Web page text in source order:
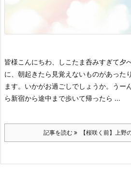
皆様こんにちわ、しこたま呑みすぎて夕
に、朝起きたら見覚えないものがあった
ます。 いかがお過ごしでしょうか。
うー
ら新宿から途中まで歩いて帰ったら ...
記事を読む 【桜咲く前】上野